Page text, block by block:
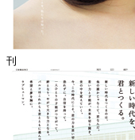
刊